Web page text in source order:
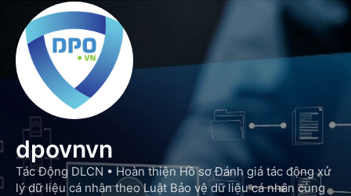
dpovnvn
Tác Động DLCN •Hoàn thiện Hồ sơ Đánh giá tác động xử
lý dữ liệu cá nhân theo Luật Bảo vệ dữ liệu cá nhân cùng